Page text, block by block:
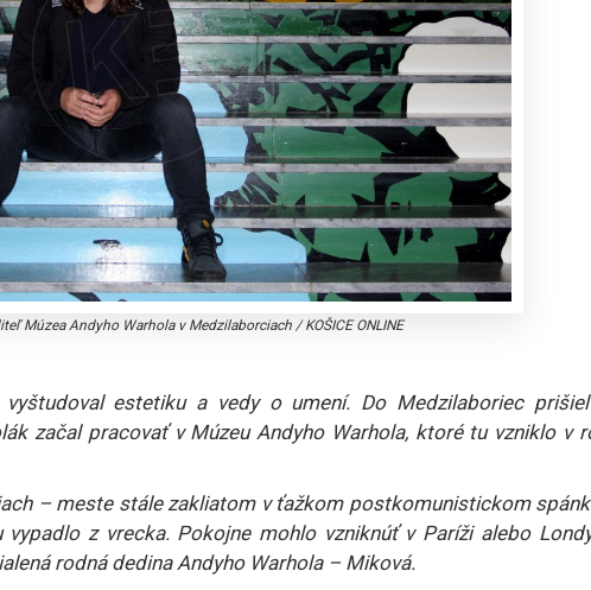
Múzea Andyho Warhola v Medzilaborciach/KOŠICE ONLINE
estetiku a vedy o umení. Do Medzilaboriec
začal pracovať v Múzeu Andyho Warhola, ktoré tu vzniklo v
– meste stále zakliatom v ťažkom postkomunistickom
vypadlo z vrecka. Pokojne mohlo vzniknúť v Paríži alebo
rodná dedina Andyho Warhola – Miková.